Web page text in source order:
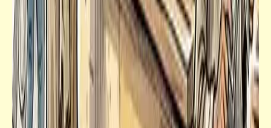
سؤال
آدي اللي كنا خايفين منه | آه يا حوستي السودا يا
نا يا امّه